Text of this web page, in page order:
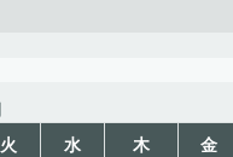
火 水 木 金